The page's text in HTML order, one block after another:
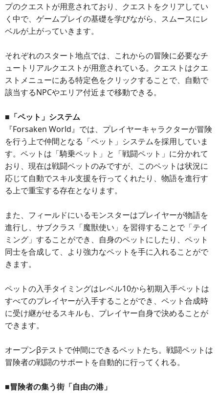
プのクエストが用意されており、クエストをクリアしてい
く中で、ゲームプレイの基礎を学びながら、スムースにレ
ベルが上がっていきます。
それぞれのスタート地点では、これからの冒険に必要なチ
ュートリアルクエストが用意されている。クエストはクエ
ストメニューにある特定色をクリックすることで、自動で
該当するNPCやエリア付近まで移動できる。
■「ペット」システム
『Forsaken World』では、プレイヤーキャラクターが冒険
を行う上で仲間となる「ペット」システムを採用していま
す。ペットは「騎乗ペット」と「戦闘ペット」に分かれて
おり、現在は戦闘ペットのみですが、このペットは状況に
応じて自動でスキル支援を行ってくれたり、物語を進行す
る上で重宝する存在となります。
また、フィールドにいるモンスターはプレイヤーが物語を
進行し、サブクラス「魔獣使い」を習得することで「テイ
ミング」することができ、自身のペットにしたり、ペット
同士を合成して、より強力なペットを手に入れることがで
きます。
ペットの入手タイミングはレベル10から初期入手ペットは
すべてのプレイヤーが入手することができ、ペット合成時
に受け継がせるスキルも、プレイヤー自身で決めることが
できます。
オープンβテストで仲間にできるペットたち。戦闘ペットは
冒険者の戦闘のサポートを自動的に行ってくれる。
■冒険者の集う街「自由の港」